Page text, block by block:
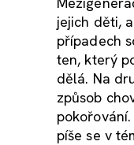
jejich děti,
případech
ten, který
dělá. Na
způsob
píše se v